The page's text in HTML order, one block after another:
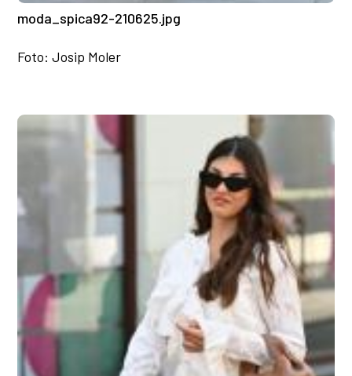
moda_spica92-210625.jpg
Foto: Josip Moler